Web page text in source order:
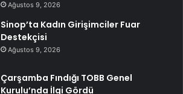
Ağustos 9, 2026
Sinop’ta Kadın Girişimciler Fuar
Destekçisi
Ağustos 9, 2026
Çarşamba Fındığı TOBB Genel
Kurulu’nda İlgi Gördü